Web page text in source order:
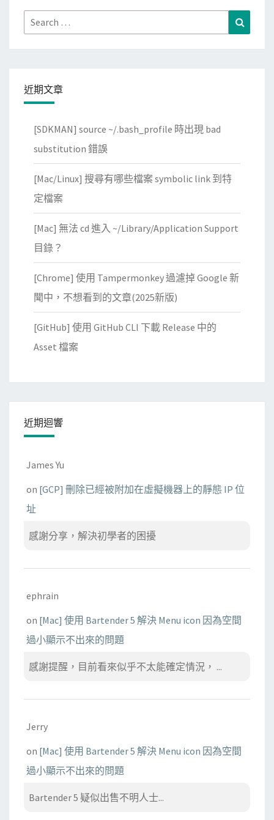
Search
for:
近期文章
[SDKMAN] source ~/.bash_profile 時出現 bad
substitution 錯誤
[Mac/Linux] 搜尋有哪些檔案 symbolic link 到特
定檔案
[Mac] 無法 cd 進入 ~/Library/Application Support
目錄？
[Chrome] 使用 Tampermonkey 過濾掉 Google 新
聞中，不想看到的文章(2025新版)
[GitHub] 使用 GitHub CLI 下載 Release 中的
Asset 檔案
近期迴響
James Yu
on [GCP] 刪除已經被附加在虛擬機器上的靜態 IP 位
址
感謝分享，解決初學者的困擾
ephrain
on [Mac] 使用 Bartender 5 解決 Menu icon 因為空間
過小顯示不出來的問題
感謝提醒，目前看來似乎不太能確定情況， ...
Jerry
on [Mac] 使用 Bartender 5 解決 Menu icon 因為空間
過小顯示不出來的問題
Bartender 5 疑似出售不明人士...